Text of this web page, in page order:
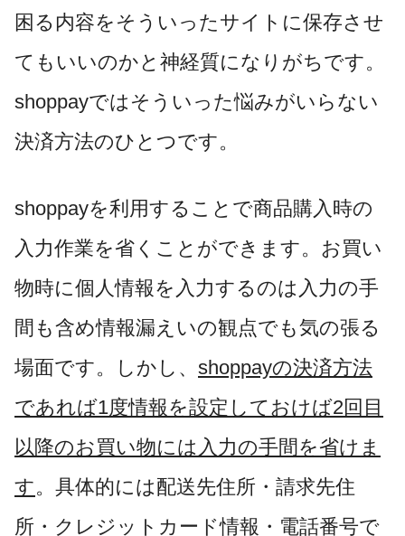
困る内容をそういったサイトに保存させ
てもいいのかと神経質になりがちです。
shoppayではそういった悩みがいらない
決済方法のひとつです。
shoppayを利用することで商品購入時の
入力作業を省くことができます。お買い
物時に個人情報を入力するのは入力の手
間も含め情報漏えいの観点でも気の張る
場面です。しかし、 shoppayの決済方法
であれば1度情報を設定しておけば2回目
以降のお買い物には入力の手間を省けま
す。具体的には配送先住所・請求先住
所・クレジットカード情報・電話番号で